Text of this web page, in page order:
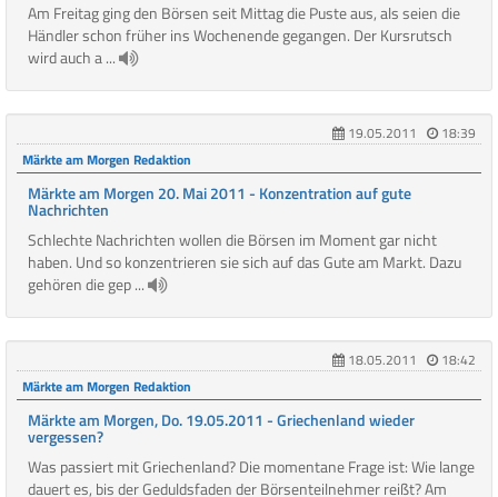
Am Freitag ging den Börsen seit Mittag die Puste aus, als seien die
Händler schon früher ins Wochenende gegangen. Der Kursrutsch
wird auch a ...
19.05.2011
18:39
Märkte am Morgen Redaktion
Märkte am Morgen 20. Mai 2011 - Konzentration auf gute
Nachrichten
Schlechte Nachrichten wollen die Börsen im Moment gar nicht
haben. Und so konzentrieren sie sich auf das Gute am Markt. Dazu
gehören die gep ...
18.05.2011
18:42
Märkte am Morgen Redaktion
Märkte am Morgen, Do. 19.05.2011 - Griechenland wieder
vergessen?
Was passiert mit Griechenland? Die momentane Frage ist: Wie lange
dauert es, bis der Geduldsfaden der Börsenteilnehmer reißt? Am